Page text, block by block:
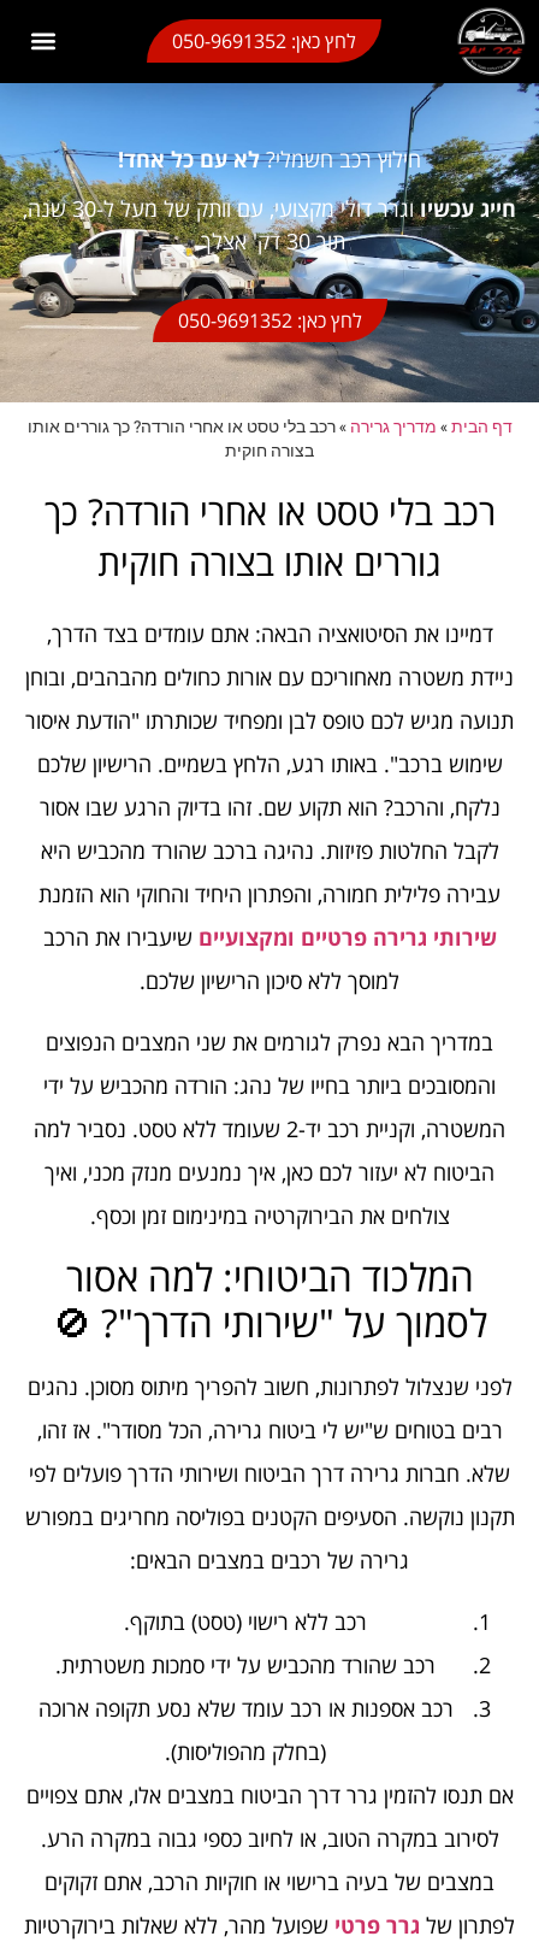
לתוכן
לחץ כאן: 050-9691352
חילוץ רכב חשמלי?לא עם כל אחד!
חייג עכשיו
וגרר דולי מקצועי, עם וותק של מעל ל-30 שנה,
תוך 30 דק' אצלך.
לחץ כאן: 050-9691352
דף הבית» מדריך גרירה »רכב בלי טסט או אחרי הורדה? כך גוררים אותו
בצורה חוקית
רכב בלי טסט או אחרי הורדה? כך
גוררים אותו בצורה חוקית
דמיינו את הסיטואציה הבאה: אתם עומדים בצד הדרך,
ניידת משטרה מאחוריכם עם אורות כחולים מהבהבים, ובוחן
תנועה מגיש לכם טופס לבן ומפחיד שכותרתו "הודעת איסור
שימוש ברכב". באותו רגע, הלחץ בשמיים. הרישיון שלכם
נלקח, והרכב? הוא תקוע שם. זהו בדיוק הרגע שבו אסור
לקבל החלטות פזיזות. נהיגה ברכב שהורד מהכביש היא
עבירה פלילית חמורה, והפתרון היחיד והחוקי הוא הזמנת
שירותי גרירה פרטיים ומקצועיים שיעבירו את הרכב
למוסך ללא סיכון הרישיון שלכם.
במדריך הבא נפרק לגורמים את שני המצבים הנפוצים
והמסובכים ביותר בחייו של נהג: הורדה מהכביש על ידי
המשטרה, וקניית רכב יד-2 שעומד ללא טסט. נסביר למה
הביטוח לא יעזור לכם כאן, איך נמנעים מנזק מכני, ואיך
צולחים את הבירוקרטיה במינימום זמן וכסף.
המלכוד הביטוחי: למה אסור
לסמוך על "שירותי הדרך"? 🚫
לפני שנצלול לפתרונות, חשוב להפריך מיתוס מסוכן. נהגים
רבים בטוחים ש"יש לי ביטוח גרירה, הכל מסודר". אז זהו,
שלא. חברות גרירה דרך הביטוח ושירותי הדרך פועלים לפי
תקנון נוקשה. הסעיפים הקטנים בפוליסה מחריגים במפורש
גרירה של רכבים במצבים הבאים:
רכב ללא רישוי (טסט) בתוקף.
רכב שהורד מהכביש על ידי סמכות משטרתית.
רכב אספנות או רכב עומד שלא נסע תקופה ארוכה
(בחלק מהפוליסות).
אם תנסו להזמין גרר דרך הביטוח במצבים אלו, אתם צפויים
לסירוב במקרה הטוב, או לחיוב כספי גבוה במקרה הרע.
במצבים של בעיה ברישוי או חוקיות הרכב, אתם זקוקים
לפתרון של גרר פרטי שפועל מהר, ללא שאלות בירוקרטיות